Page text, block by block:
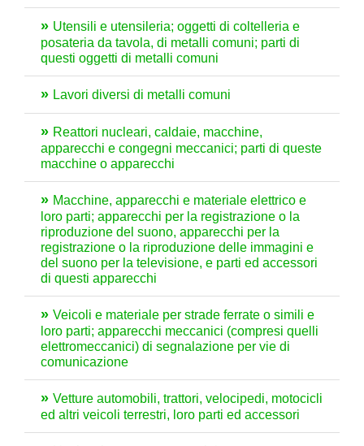
Utensili e utensileria; oggetti di coltelleria e
posateria da tavola, di metalli comuni; parti di
questi oggetti di metalli comuni
Lavori diversi di metalli comuni
Reattori nucleari, caldaie, macchine,
apparecchi e congegni meccanici; parti di queste
macchine o apparecchi
Macchine, apparecchi e materiale elettrico e
loro parti; apparecchi per la registrazione o la
riproduzione del suono, apparecchi per la
registrazione o la riproduzione delle immagini e
del suono per la televisione, e parti ed accessori
di questi apparecchi
Veicoli e materiale per strade ferrate o simili e
loro parti; apparecchi meccanici (compresi quelli
elettromeccanici) di segnalazione per vie di
comunicazione
Vetture automobili, trattori, velocipedi, motocicli
ed altri veicoli terrestri, loro parti ed accessori